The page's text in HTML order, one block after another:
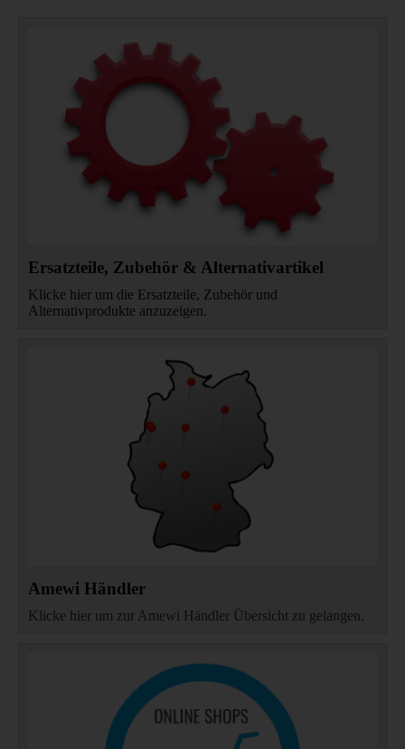
Ersatzteile, Zubehör & Alternativartikel
Klicke hier um die Ersatzteile, Zubehör und
Alternativprodukte anzuzeigen.
Amewi Händler
Klicke hier um zur Amewi Händler Übersicht zu gelangen.